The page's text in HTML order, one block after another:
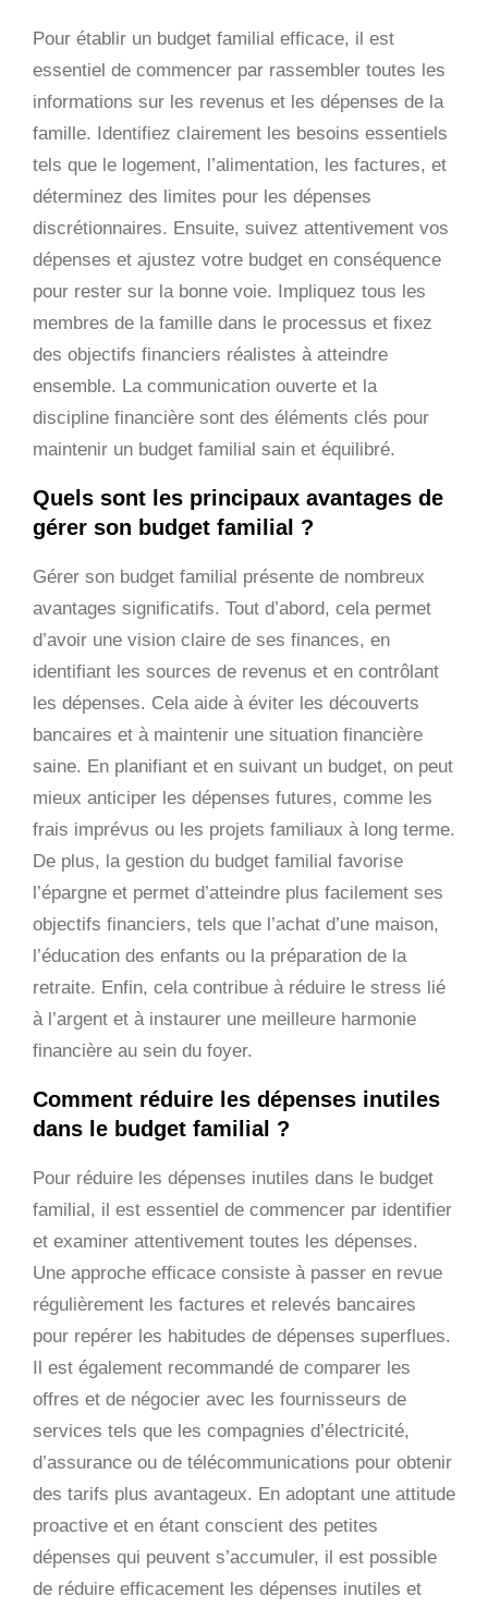
Pour établir un budget familial efficace, il est
essentiel de commencer par rassembler toutes les
informations sur les revenus et les dépenses de la
famille. Identifiez clairement les besoins essentiels
tels que le logement, l’alimentation, les factures, et
déterminez des limites pour les dépenses
discrétionnaires. Ensuite, suivez attentivement vos
dépenses et ajustez votre budget en conséquence
pour rester sur la bonne voie. Impliquez tous les
membres de la famille dans le processus et fixez
des objectifs financiers réalistes à atteindre
ensemble. La communication ouverte et la
discipline financière sont des éléments clés pour
maintenir un budget familial sain et équilibré.
Quels sont les principaux avantages de
gérer son budget familial ?
Gérer son budget familial présente de nombreux
avantages significatifs. Tout d’abord, cela permet
d’avoir une vision claire de ses finances, en
identifiant les sources de revenus et en contrôlant
les dépenses. Cela aide à éviter les découverts
bancaires et à maintenir une situation financière
saine. En planifiant et en suivant un budget, on peut
mieux anticiper les dépenses futures, comme les
frais imprévus ou les projets familiaux à long terme.
De plus, la gestion du budget familial favorise
l’épargne et permet d’atteindre plus facilement ses
objectifs financiers, tels que l’achat d’une maison,
l’éducation des enfants ou la préparation de la
retraite. Enfin, cela contribue à réduire le stress lié
à l’argent et à instaurer une meilleure harmonie
financière au sein du foyer.
Comment réduire les dépenses inutiles
dans le budget familial ?
Pour réduire les dépenses inutiles dans le budget
familial, il est essentiel de commencer par identifier
et examiner attentivement toutes les dépenses.
Une approche efficace consiste à passer en revue
régulièrement les factures et relevés bancaires
pour repérer les habitudes de dépenses superflues.
Il est également recommandé de comparer les
offres et de négocier avec les fournisseurs de
services tels que les compagnies d’électricité,
d’assurance ou de télécommunications pour obtenir
des tarifs plus avantageux. En adoptant une attitude
proactive et en étant conscient des petites
dépenses qui peuvent s’accumuler, il est possible
de réduire efficacement les dépenses inutiles et